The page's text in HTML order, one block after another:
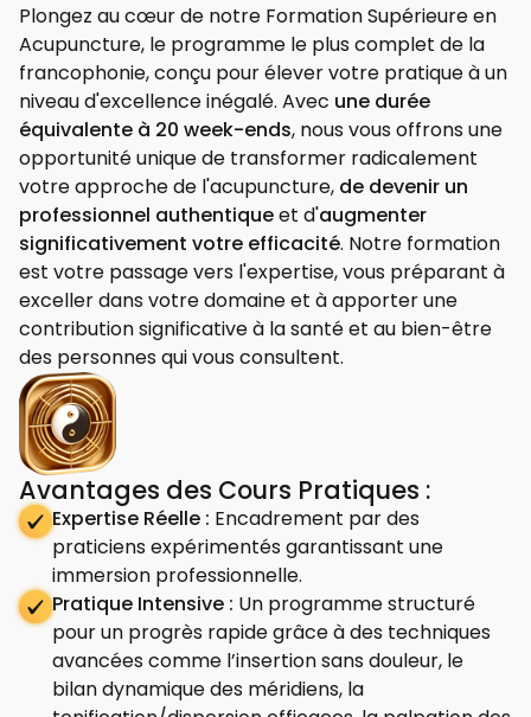
Plongez au cœur de notre Formation Supérieure en
Acupuncture, le programme le plus complet de la
francophonie, conçu pour élever votre pratique à un
niveau d'excellence inégalé. Avec une durée
équivalente à 20 week-ends, nous vous offrons une
opportunité unique de transformer radicalement
votre approche de l'acupuncture, de devenir un
professionnel authentiqueet d'augmenter
significativement votre efficacité. Notre formation
est votre passage vers l'expertise, vous préparant à
exceller dans votre domaine et à apporter une
contribution significative à la santé et au bien-être
des personnes qui vous consultent.
Avantages des Cours Pratiques :
Expertise Réelle : Encadrement par des
praticiens expérimentés garantissant une
immersion professionnelle.
Pratique Intensive : Un programme structuré
pour un progrès rapide grâce à des techniques
avancées comme l’insertion sans douleur, le
bilan dynamique des méridiens, la